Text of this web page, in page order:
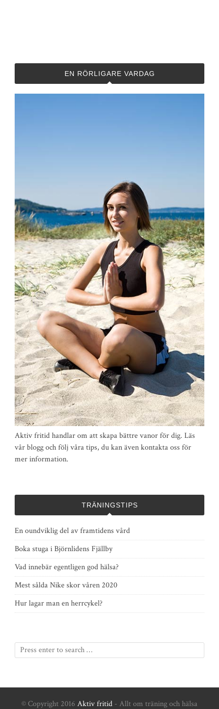
EN RÖRLIGARE VARDAG
Aktiv fritid handlar om att skapa bättre vanor för dig. Läs
vår blogg och följ våra tips, du kan även kontakta oss för
mer information.
TRÄNINGSTIPS
En oundviklig del av framtidens vård
Boka stuga i Björnlidens Fjällby
Vad innebär egentligen god hälsa?
Mest sålda Nike skor våren 2020
Hur lagar man en herrcykel?
© Copyright 2016 Aktiv fritid - Allt om träning och hälsa